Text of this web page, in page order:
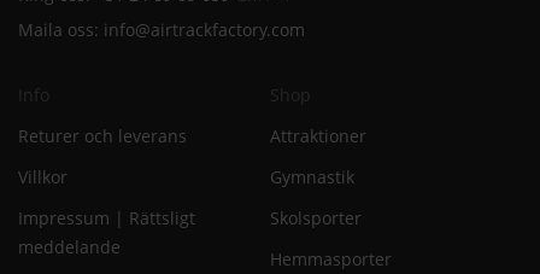
Maila oss: info@airtrackfactory.com
Info
Returer och leverans
Villkor
Impressum | Rättsligt
meddelande
Shop
Attraktioner
Gymnastik
Skolsporter
Hemmasporter